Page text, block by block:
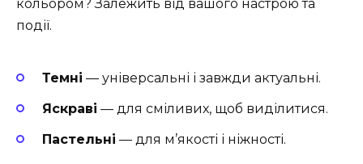
кольором? Залежить від вашого настрою та
події.
Темні — універсальні і завжди актуальні.
Яскраві — для сміливих, щоб виділитися.
Пастельні — для м’якості і ніжності.